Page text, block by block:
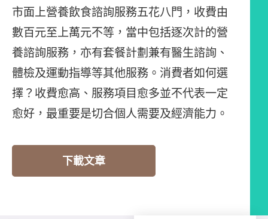
市面上營養飲食諮詢服務五花八門，收費由
數百元至上萬元不等，當中包括逐次計的營
養諮詢服務，亦有套餐計劃兼有醫生諮詢、
體檢及運動指導等其他服務。消費者如何選
擇？收費愈高、服務項目愈多並不代表一定
愈好，最重要是切合個人需要及經濟能力。
下載文章